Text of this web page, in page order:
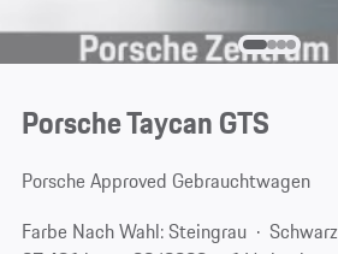
Porsche Taycan GTS
Porsche Approved Gebrauchtwagen
Farbe Nach Wahl: Steingrau
Schwarz